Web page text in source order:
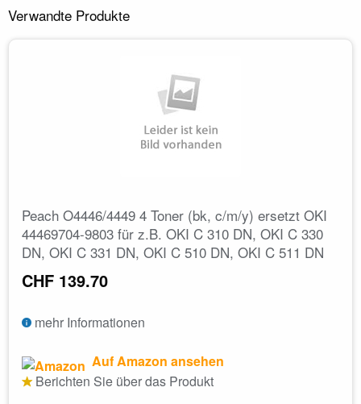
Verwandte Produkte
Peach O4446/4449 4 Toner (bk, c/m/y) ersetzt OKI
44469704-9803 für z.B. OKI C 310 DN, OKI C 330
DN, OKI C 331 DN, OKI C 510 DN, OKI C 511 DN
CHF 139.70
mehr Informationen
Auf Amazon ansehen
Berichten Sie über das Produkt